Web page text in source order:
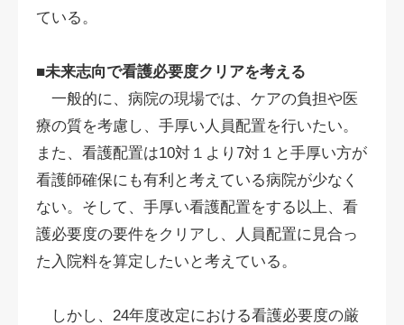
ている。
■未来志向で看護必要度クリアを考える
一般的に、病院の現場では、ケアの負担や医
療の質を考慮し、手厚い人員配置を行いたい。
また、看護配置は10対１より7対１と手厚い方が
看護師確保にも有利と考えている病院が少なく
ない。そして、手厚い看護配置をする以上、看
護必要度の要件をクリアし、人員配置に見合っ
た入院料を算定したいと考えている。
しかし、24年度改定における看護必要度の厳